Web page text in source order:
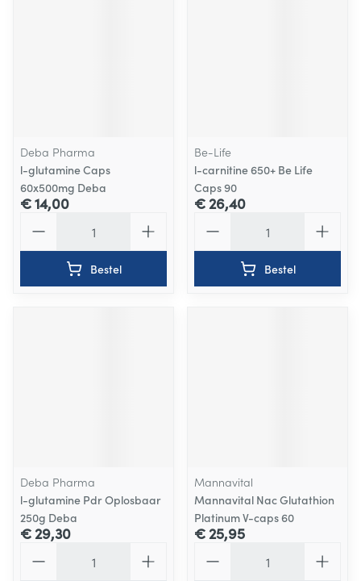
Deba Pharma
l-glutamine Caps
60x500mg Deba
€ 14,00
Bestel
Be-Life
l-carnitine 650+ Be Life
Caps 90
€ 26,40
Bestel
Deba Pharma
l-glutamine Pdr Oplosbaar
250g Deba
€ 29,30
Mannavital
Mannavital Nac Glutathion
Platinum V-caps 60
€ 25,95